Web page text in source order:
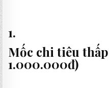
1.
Mốc chi tiêu
1.000.000đ)